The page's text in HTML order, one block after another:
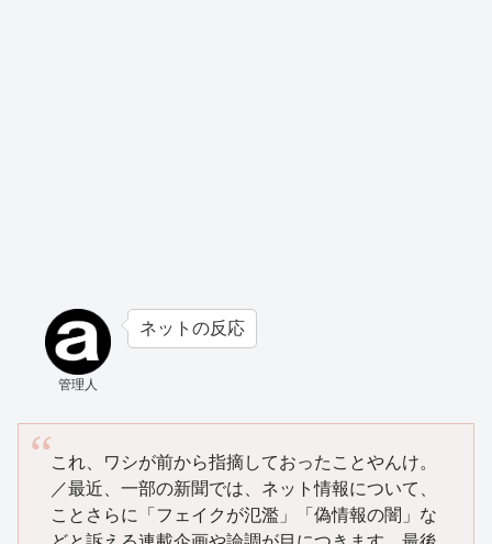
管理人
ネットの反応
これ、ワシが前から指摘しておったことやんけ。
／最近、一部の新聞では、ネット情報について、
ことさらに「フェイクが氾濫」「偽情報の闇」な